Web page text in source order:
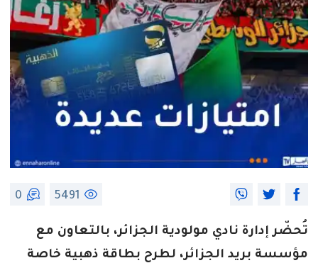
5491
0
تُحضّر إدارة نادي مولودية الجزائر، بالتعاون مع
مؤسسة بريد الجزائر، لطرح بطاقة ذهبية خاصة